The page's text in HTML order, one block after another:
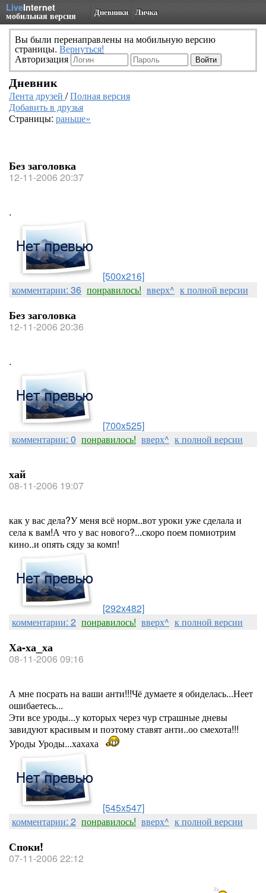
LiveInternet
мобильная версия Дневники Личка
Вы были перенаправлены на мобильную версию
страницы. Вернуться!
Авторизация
Дневник
Лента друзей /Полная версия
Добавить в друзья
Страницы: раньше»
Без заголовка
12-11-2006 20:37
.
[500x216]
комментарии: 36 понравилось! вверх^ к полной версии
Без заголовка
12-11-2006 20:36
.
[700x525]
комментарии: 0 понравилось! вверх^ к полной версии
хай
08-11-2006 19:07
как у вас дела?У меня всё норм..вот уроки уже сделала и
села к вам!А что у вас нового?...скоро поем помиотрим
кино..и опять сяду за комп!
[292x482]
комментарии: 2 понравилось! вверх^ к полной версии
Ха-ха_ха
08-11-2006 09:16
А мне посрать на ваши анти!!!Чё думаете я обиделась...Неет
ошибаетесь...
Эти все уроды...у которых через чур страшные дневы
завидуют красивым и поэтому ставят анти..оо смехота!!!
Уроды Уроды...хахаха
[545x547]
комментарии: 2 понравилось! вверх^ к полной версии
Споки!
07-11-2006 22:12